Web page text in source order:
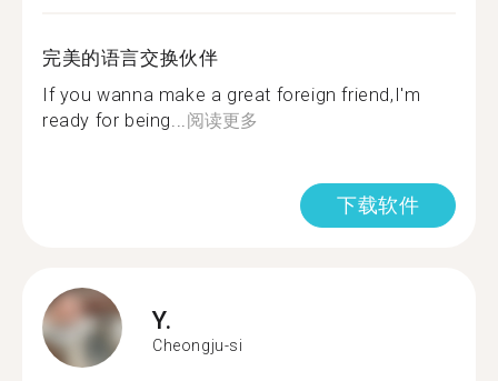
完美的语言交换伙伴
If you wanna make a great foreign friend,I'm
ready for being...阅读更多
下载软件
Y.
Cheongju-si